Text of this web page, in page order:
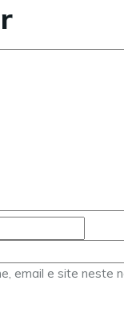
email e site neste